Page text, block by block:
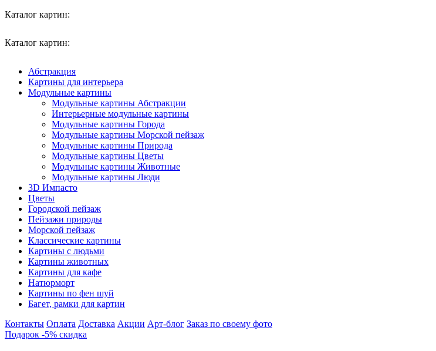
Каталог картин:
Каталог картин:
Абстракция
Картины для интерьера
Модульные картины
Модульные картины Абстракции
Интерьерные модульные картины
Модульные картины Города
Модульные картины Морской пейзаж
Модульные картины Природа
Модульные картины Цветы
Модульные картины Животные
Модульные картины Люди
3D Импасто
Цветы
Городской пейзаж
Пейзажи природы
Морской пейзаж
Классические картины
Картины с людьми
Картины животных
Картины для кафе
Натюрморт
Картины по фен шуй
Багет, рамки для картин
Контакты Оплата Доставка Акции Арт-блог Заказ по своему фото
Подарок -5% скидка